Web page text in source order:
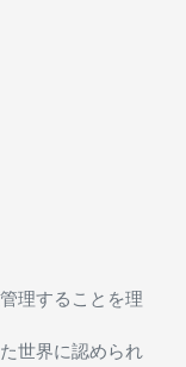
理することを理
世界に認められ